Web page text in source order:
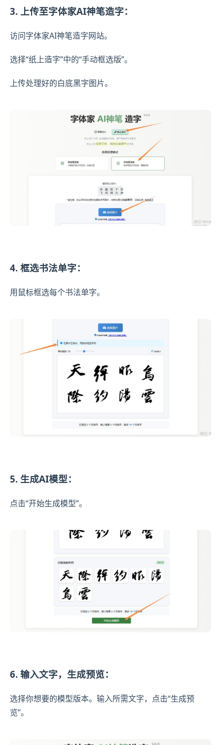
3. 上传至字体家AI神笔造字：
访问字体家AI神笔造字网站。
选择“纸上造字”中的“手动框选版”。
上传处理好的白底黑字图片。
4. 框选书法单字：
用鼠标框选每个书法单字。
5. 生成AI模型：
点击“开始生成模型”。
6. 输入文字，生成预览：
选择你想要的模型版本。输入所需文字，点击“生成预
览”。